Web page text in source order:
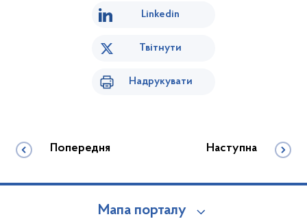
Linkedin
Твітнути
Надрукувати
Попередня Наступна
Мапа порталу